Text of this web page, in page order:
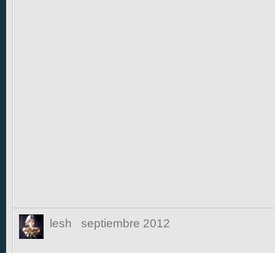
lesh septiembre 2012